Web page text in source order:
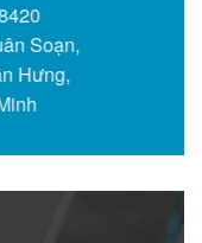
Soạn,
Hưng,